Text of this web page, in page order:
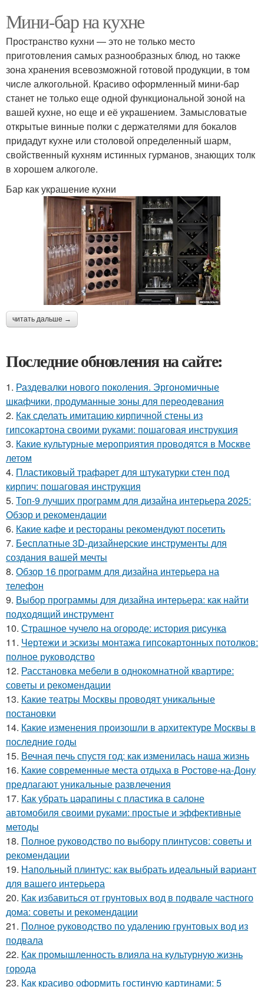
Мини-бар на кухне
Пространство кухни — это не только место
приготовления самых разнообразных блюд, но также
зона хранения всевозможной готовой продукции, в том
числе алкогольной. Красиво оформленный мини-бар
станет не только еще одной функциональной зоной на
вашей кухне, но еще и её украшением. Замысловатые
открытые винные полки с держателями для бокалов
придадут кухне или столовой определенный шарм,
свойственный кухням истинных гурманов, знающих толк
в хорошем алкоголе.
Бар как украшение кухни
читать дальше →
Последние обновления на сайте:
1. Раздевалки нового поколения. Эргономичные
шкафчики, продуманные зоны для переодевания
2. Как сделать имитацию кирпичной стены из
гипсокартона своими руками: пошаговая инструкция
3. Какие культурные мероприятия проводятся в Москве
летом
4. Пластиковый трафарет для штукатурки стен под
кирпич: пошаговая инструкция
5. Топ-9 лучших программ для дизайна интерьера 2025:
Обзор и рекомендации
6. Какие кафе и рестораны рекомендуют посетить
7. Бесплатные 3D-дизайнерские инструменты для
создания вашей мечты
8. Обзор 16 программ для дизайна интерьера на
телефон
9. Выбор программы для дизайна интерьера: как найти
подходящий инструмент
10. Страшное чучело на огороде: история рисунка
11. Чертежи и эскизы монтажа гипсокартонных потолков:
полное руководство
12. Расстановка мебели в однокомнатной квартире:
советы и рекомендации
13. Какие театры Москвы проводят уникальные
постановки
14. Какие изменения произошли в архитектуре Москвы в
последние годы
15. Вечная печь спустя год: как изменилась наша жизнь
16. Какие современные места отдыха в Ростове-на-Дону
предлагают уникальные развлечения
17. Как убрать царапины с пластика в салоне
автомобиля своими руками: простые и эффективные
методы
18. Полное руководство по выбору плинтусов: советы и
рекомендации
19. Напольный плинтус: как выбрать идеальный вариант
для вашего интерьера
20. Как избавиться от грунтовых вод в подвале частного
дома: советы и рекомендации
21. Полное руководство по удалению грунтовых вод из
подвала
22. Как промышленность влияла на культурную жизнь
города
23. Как красиво оформить гостиную картинами: 5